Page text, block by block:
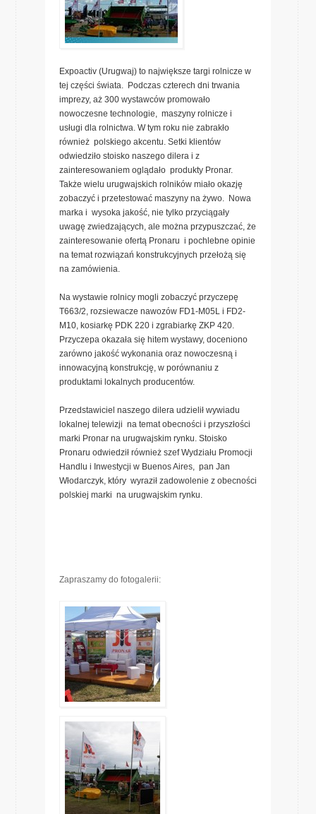
Expoactiv (Urugwaj) to największe targi rolnicze w
tej części świata. Podczas czterech dni trwania
imprezy, aż 300 wystawców promowało
nowoczesne technologie, maszyny rolnicze i
usługi dla rolnictwa. W tym roku nie zabrakło
również polskiego akcentu. Setki klientów
odwiedziło stoisko naszego dilera i z
zainteresowaniem oglądało produkty Pronar.
Także wielu urugwajskich rolników miało okazję
zobaczyć i przetestować maszyny na żywo. Nowa
marka i wysoka jakość, nie tylko przyciągały
uwagę zwiedzających, ale można przypuszczać, że
zainteresowanie ofertą Pronaru i pochlebne opinie
na temat rozwiązań konstrukcyjnych przełożą się
na zamówienia.
Na wystawie rolnicy mogli zobaczyć przyczepę
T663/2, rozsiewacze nawozów FD1-M05L i FD2-
M10, kosiarkę PDK 220 i zgrabiarkę ZKP 420.
Przyczepa okazała się hitem wystawy, doceniono
zarówno jakość wykonania oraz nowoczesną i
innowacyjną konstrukcję, w porównaniu z
produktami lokalnych producentów.
Przedstawiciel naszego dilera udzielił wywiadu
lokalnej telewizji na temat obecności i przyszłości
marki Pronar na urugwajskim rynku. Stoisko
Pronaru odwiedził również szef Wydziału Promocji
Handlu i Inwestycji w Buenos Aires, pan Jan
Włodarczyk, który wyraził zadowolenie z obecności
polskiej marki na urugwajskim rynku.
Zapraszamy do fotogalerii: